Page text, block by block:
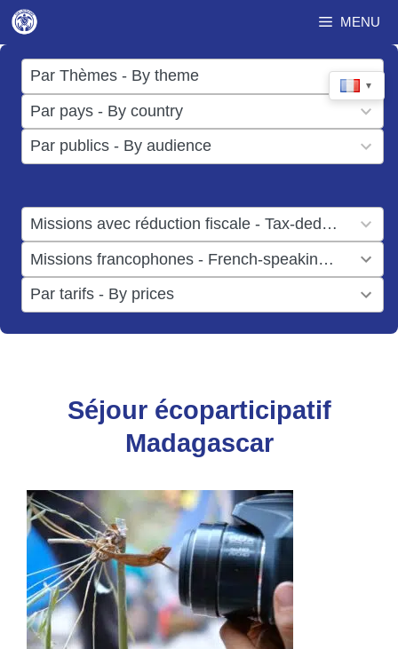
Aller
au
contenu
MENU
▼
Par Thèmes - By theme
17
results
available
Par pays - By country
50
results
available
Par publics - By audience
results
Missions avec réduction fiscale - Tax-deductible missions
result
available
Missions francophones - French-speaking missions
result
available
Par tarifs - By prices
results
available
Séjour écoparticipatif
Madagascar